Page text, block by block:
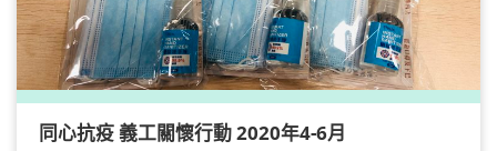
同心抗疫 義工關懷行動 2020年4-6月